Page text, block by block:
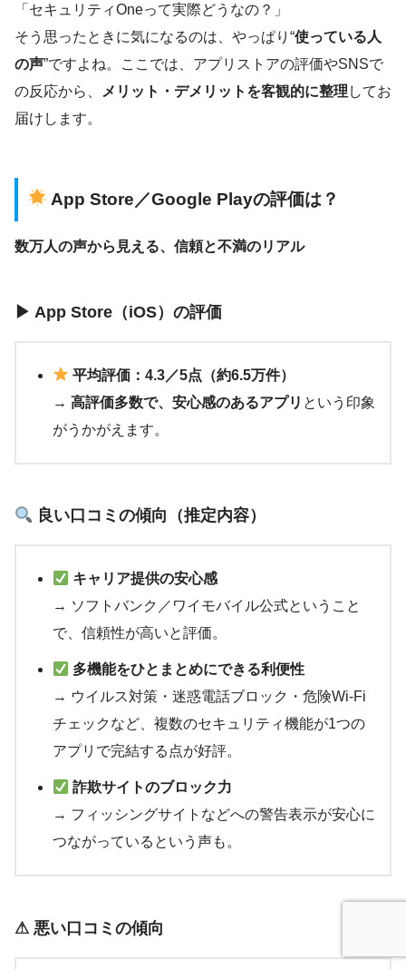
「セキュリティOneって実際どうなの？」
そう思ったときに気になるのは、やっぱり“使っている人
の声”ですよね。ここでは、アプリストアの評価やSNSで
の反応から、
メリット・デメリットを客観的に整理 してお
届けします。
App Store／Google Playの評価は？
数万人の声から見える、信頼と不満のリアル
▶ App Store（iOS）の評価
平均評価：4.3／5点（約6.5万件）
→ 高評価多数で、安心感のあるアプリ という印象
がうかがえます。
良い口コミの傾向（推定内容）
キャリア提供の安心感
→ ソフトバンク／ワイモバイル公式ということ
で、信頼性が高いと評価。
多機能をひとまとめにできる利便性
→ ウイルス対策・迷惑電話ブロック・危険Wi-Fi
チェックなど、複数のセキュリティ機能が1つの
アプリで完結する点が好評。
詐欺サイトのブロック力
→ フィッシングサイトなどへの警告表示が安心に
つながっているという声も。
⚠ 悪い口コミの傾向